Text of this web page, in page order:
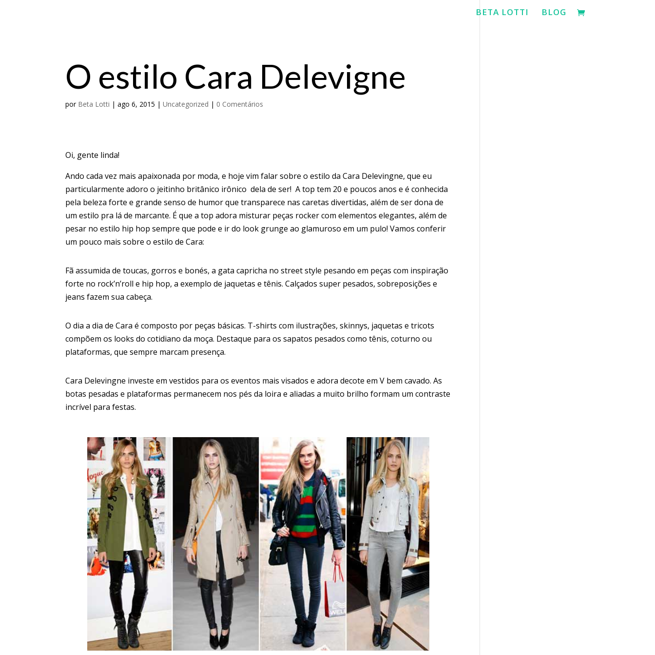
BETA LOTTI BLOG
O estilo Cara Delevigne
por Beta Lotti |ago 6, 2015 |Uncategorized | 0 Comentários
Oi, gente linda!
Ando cada vez mais apaixonada por moda, e hoje vim falar sobre o estilo da Cara Delevingne, que eu
particularmente adoro o jeitinho britânico irônico dela de ser! A top tem 20 e poucos anos e é conhecida
pela beleza forte e grande senso de humor que transparece nas caretas divertidas, além de ser dona de
um estilo pra lá de marcante. É que a top adora misturar peças rocker com elementos elegantes, além de
pesar no estilo hip hop sempre que pode e ir do look grunge ao glamuroso em um pulo! Vamos conferir
um pouco mais sobre o estilo de Cara:
Fã assumida de toucas, gorros e bonés, a gata capricha no street style pesando em peças com inspiração
forte no rock’n’roll e hip hop, a exemplo de jaquetas e tênis. Calçados super pesados, sobreposições e
jeans fazem sua cabeça.
O dia a dia de Cara é composto por peças básicas. T-shirts com ilustrações, skinnys, jaquetas e tricots
compõem os looks do cotidiano da moça. Destaque para os sapatos pesados como tênis, coturno ou
plataformas, que sempre marcam presença.
Cara Delevingne investe em vestidos para os eventos mais visados e adora decote em V bem cavado. As
botas pesadas e plataformas permanecem nos pés da loira e aliadas a muito brilho formam um contraste
incrível para festas.